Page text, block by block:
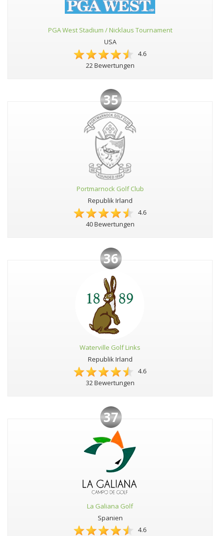
PGA West Stadium / Nicklaus Tournament
USA
4.6
22 Bewertungen
35
Portmarnock Golf Club
Republik Irland
4.6
40 Bewertungen
36
Waterville Golf Links
Republik Irland
4.6
32 Bewertungen
37
La Galiana Golf
Spanien
4.6